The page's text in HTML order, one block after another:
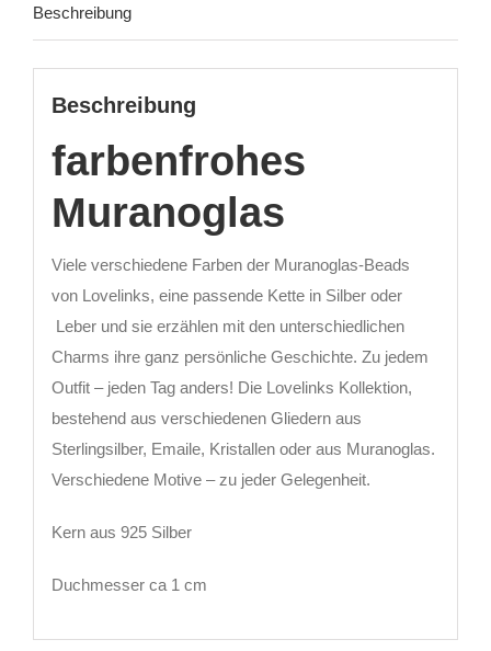
Beschreibung
Beschreibung
farbenfrohes
Muranoglas
Viele verschiedene Farben der Muranoglas-Beads
von Lovelinks, eine passende Kette in Silber oder
Leber und sie erzählen mit den unterschiedlichen
Charms ihre ganz persönliche Geschichte. Zu jedem
Outfit – jeden Tag anders! Die Lovelinks Kollektion,
bestehend aus verschiedenen Gliedern aus
Sterlingsilber, Emaile, Kristallen oder aus Muranoglas.
Verschiedene Motive – zu jeder Gelegenheit.
Kern aus 925 Silber
Duchmesser ca 1 cm